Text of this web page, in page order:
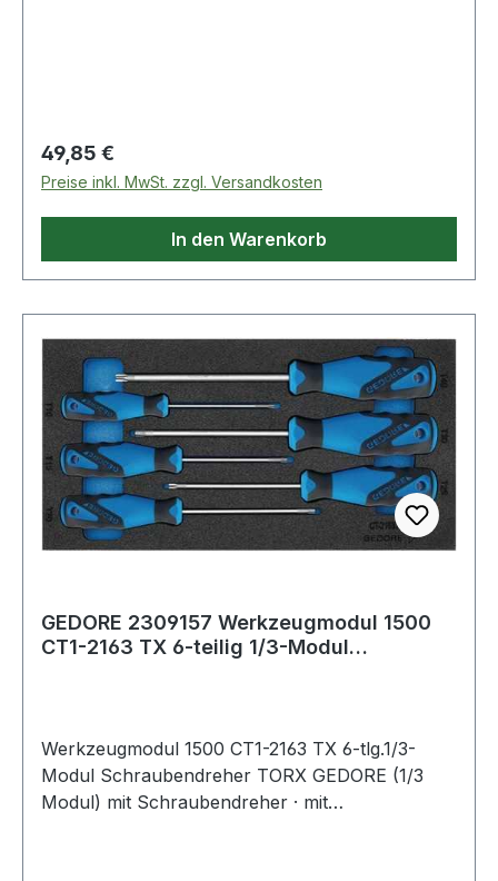
Regulärer Preis:
49,85 €
Preise inkl. MwSt. zzgl. Versandkosten
In den Warenkorb
GEDORE 2309157 Werkzeugmodul 1500
CT1-2163 TX 6-teilig 1/3-Modul
Werkzeugmodul 1500 CT1-2163 TX 6-tlg.1/3-
Modul Schraubendreher TORX GEDORE (1/3
Modul) mit Schraubendreher · mit